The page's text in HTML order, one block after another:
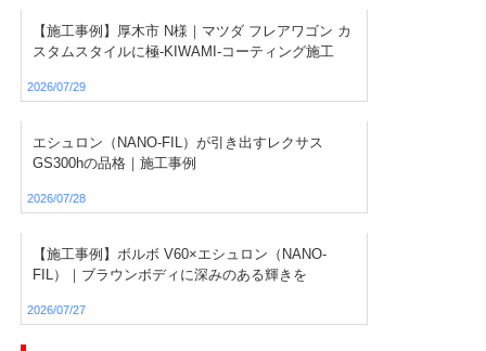
【施工事例】厚木市 N様｜マツダ フレアワゴン カ
スタムスタイルに極-KIWAMI-コーティング施工
2026/07/29
エシュロン（NANO-FIL）が引き出すレクサス
GS300hの品格｜施工事例
2026/07/28
【施工事例】ボルボ V60×エシュロン（NANO-
FIL）｜ブラウンボディに深みのある輝きを
2026/07/27